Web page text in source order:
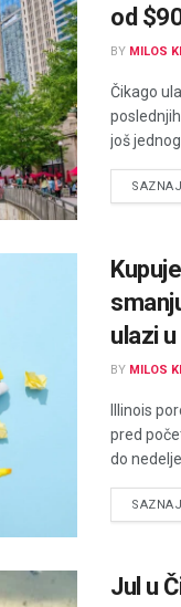
od
BY MILOS
Čikago
još
ulazi
BY MILOS
Illinois
pred
do
Jul u